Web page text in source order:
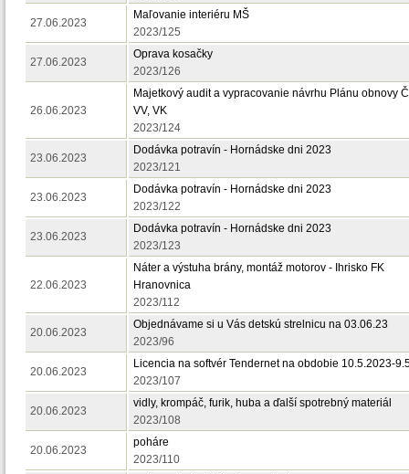
27.06.2023
Maľovanie interiéru MŠ
2023/125
27.06.2023
Oprava kosačky
2023/126
26.06.2023
Majetkový audit a vypracovanie návrhu Plánu obnovy
VV, VK
2023/124
23.06.2023
Dodávka potravín - Hornádske dni 2023
2023/121
23.06.2023
Dodávka potravín - Hornádske dni 2023
2023/122
23.06.2023
Dodávka potravín - Hornádske dni 2023
2023/123
22.06.2023
Náter a výstuha brány, montáž motorov - Ihrisko FK
Hranovnica
2023/112
20.06.2023
Objednávame si u Vás detskú strelnicu na 03.06.23
2023/96
20.06.2023
Licencia na softvér Tendernet na obdobie 10.5.2023-
2023/107
20.06.2023
vidly, krompáč, furik, huba a ďalší spotrebný materiál
2023/108
20.06.2023
poháre
2023/110